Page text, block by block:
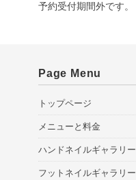
予約受付期間外です。
Page Menu
トップページ
メニューと料金
ハンドネイルギャラリー
フットネイルギャラリー